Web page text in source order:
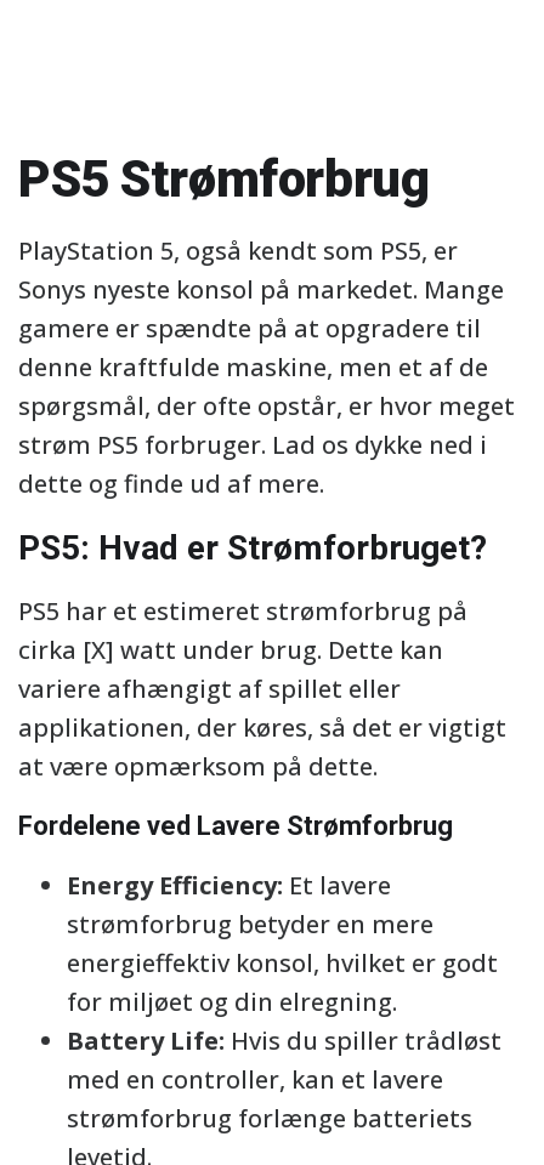
PS5 Strømforbrug
PlayStation 5, også kendt som PS5, er
Sonys nyeste konsol på markedet. Mange
gamere er spændte på at opgradere til
denne kraftfulde maskine, men et af de
spørgsmål, der ofte opstår, er hvor meget
strøm PS5 forbruger. Lad os dykke ned i
dette og finde ud af mere.
PS5: Hvad er Strømforbruget?
PS5 har et estimeret strømforbrug på
cirka [X] watt under brug. Dette kan
variere afhængigt af spillet eller
applikationen, der køres, så det er vigtigt
at være opmærksom på dette.
Fordelene ved Lavere Strømforbrug
Energy Efficiency: Et lavere
strømforbrug betyder en mere
energieffektiv konsol, hvilket er godt
for miljøet og din elregning.
Battery Life: Hvis du spiller trådløst
med en controller, kan et lavere
strømforbrug forlænge batteriets
levetid.